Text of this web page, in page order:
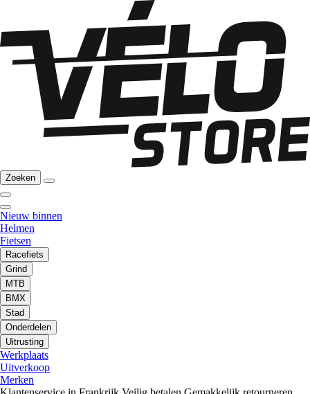
Zoeken
Nieuw binnen
Helmen
Fietsen
Racefiets
Grind
MTB
BMX
Stad
Onderdelen
Uitrusting
Werkplaats
Uitverkoop
Merken